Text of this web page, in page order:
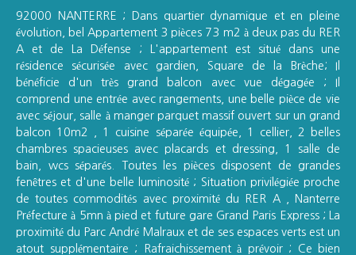
92000 NANTERRE ; Dans quartier dynamique et en pleine
évolution, bel Appartement 3 pièces 73 m2 à deux pas du RER
A et de La Défense ; L'appartement est situé dans une
résidence sécurisée avec gardien, Square de la Brèche; Il
bénéficie d'un très grand balcon avec vue dégagée ; Il
comprend une entrée avec rangements, une belle pièce de vie
avec séjour, salle à manger parquet massif ouvert sur un grand
balcon 10m2 , 1 cuisine séparée équipée, 1 cellier, 2 belles
chambres spacieuses avec placards et dressing, 1 salle de
bain, wcs séparés. Toutes les pièces disposent de grandes
fenêtres et d'une belle luminosité ; Situation privilégiée proche
de toutes commodités avec proximité du RER A , Nanterre
Préfecture à 5mn à pied et future gare Grand Paris Express ; La
proximité du Parc André Malraux et de ses espaces verts est un
atout supplémentaire ; Rafraichissement à prévoir ; Ce bien